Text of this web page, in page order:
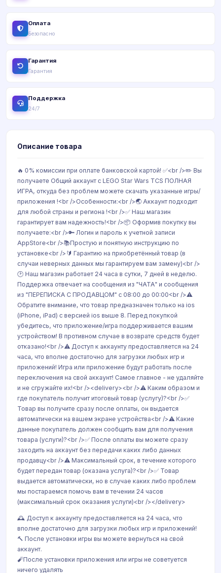
Оплата
Безопасно
Гарантия
Гарантия
Поддержка
24/7
Описание товара
🔥 0% комиссии при оплате банковской картой! ✅<br />✏️ Вы
получаете Общий аккаунт с LEGO Star Wars TCS ПОЛНАЯ
ИГРА, откуда без проблем можете скачать указанные игры/
приложения !<br />Особенности:<br />🌏 Аккаунт подходит
для любой страны и региона !<br />✅ Наш магазин
гарантирует вам надежность!<br />📦 Оформив покупку вы
получаете:<br />🔑 Логин и пароль к учетной записи
AppStore<br />📚Простую и понятную инструкцию по
установке<br />🔰 Гарантию на приобретённый товар (в
случаи неверных данных мы гарантируем вам замену)<br />
🕑 Наш магазин работает 24 часа в сутки, 7 дней в неделю.
Поддержка отвечает на сообщения из "ЧАТА" и сообщения
из "ПЕРЕПИСКА С ПРОДАВЦОМ" с 08:00 до 00:00<br />⚠️
Обратите внимание, что товар предназначен только на ios
(iPhone, iPad) с версией ios выше 8. Перед покупкой
убедитесь, что приложение/игра поддерживается вашим
устройством! В противном случае в возврате средств будет
отказано!<br />⚠️ Доступ к аккаунту предоставляется на 24
часа, что вполне достаточно для загрузки любых игр и
приложений! Игра или приложение будут работать после
переключения на свой аккаунт! Самое главное - не удаляйте
и не сгружайте их!<br /><delivery><br />⚠️ Каким образом и
где покупатель получит итоговый товар (услугу)?<br />✅
Товар вы получите сразу после оплаты, он выдается
автоматически на вашем экране устройства<br />⚠️ Какие
данные покупатель должен сообщить вам для получения
товара (услуги)?<br />✅ После оплаты вы можете сразу
заходить на аккаунт без передачи каких либо данных
продавцу<br />⚠️ Максимальный срок, в течение которого
будет передан товар (оказана услуга)?<br />✅ Товар
выдается автоматически, но в случае каких либо проблем
мы постараемся помочь вам в течении 24 часов
(максимальный срок оказания услуги)<br /></delivery>
🕰 Доступ к аккаунту предоставляется на 24 часа, что
вполне достаточно для загрузки любых игр и приложений!
🔨 После установки игры вы можете вернуться на свой
аккаунт.
🧨После установки приложения или игры не советуется
ничего удалять